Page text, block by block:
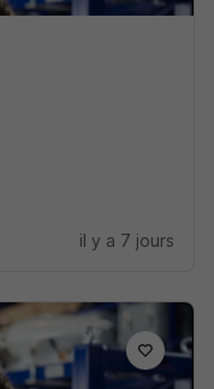
il y a 7 jours